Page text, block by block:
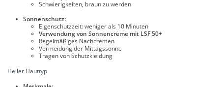
Schwierigkeiten, braun zu werden
Sonnenschutz:
Eigenschutzzeit: weniger als 10 Minuten
Verwendung von Sonnencreme mit LSF 50+
Regelmäßiges Nachcremen
Vermeidung der Mittagssonne
Tragen von Schutzkleidung
Heller Hauttyp